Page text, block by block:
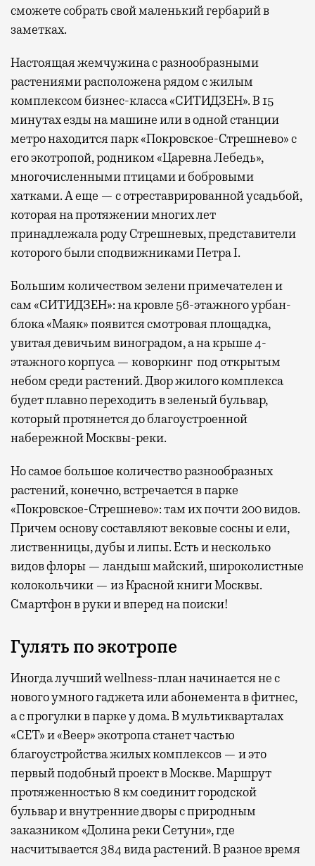
сможете собрать свой маленький гербарий в
заметках.
Настоящая жемчужина с разнообразными
растениями расположена рядом с жилым
комплексом бизнес-класса «СИТИДЗЕН». В 15
минутах езды на машине или в одной станции
метро находится парк «Покровское-Стрешнево» с
его экотропой, родником «Царевна Лебедь»,
многочисленными птицами и бобровыми
хатками. А еще — с отреставрированной усадьбой,
которая на протяжении многих лет
принадлежала роду Стрешневых, представители
которого были сподвижниками Петра I.
Большим количеством зелени примечателен и
сам «СИТИДЗЕН»: на кровле 56-этажного урбан-
блока «Маяк» появится смотровая площадка,
увитая девичьим виноградом, а на крыше 4-
этажного корпуса — коворкинг под открытым
небом среди растений. Двор жилого комплекса
будет плавно переходить в зеленый бульвар,
который протянется до благоустроенной
набережной Москвы-реки.
Но самое большое количество разнообразных
растений, конечно, встречается в парке
«Покровское-Стрешнево»: там ихпочти 200 видов.
Причем основу составляют вековые сосны и ели,
лиственницы, дубы и липы. Есть и несколько
видов флоры — ландыш майский, широколистные
колокольчики — из Красной книги Москвы.
Смартфон в руки и вперед на поиски!
Гулять по экотропе
Иногда лучший wellness-план начинается не с
нового умного гаджета или абонемента в фитнес,
а с прогулки в парке у дома. В мультикварталах
«СЕТ» и «Веер» экотропа станет частью
благоустройства жилых комплексов — и это
первый подобный проект в Москве. Маршрут
протяженностью 8 км соединит городской
бульвар и внутренние дворы с природным
заказником «Долина реки Сетуни», где
насчитывается 384 вида растений. В разное время